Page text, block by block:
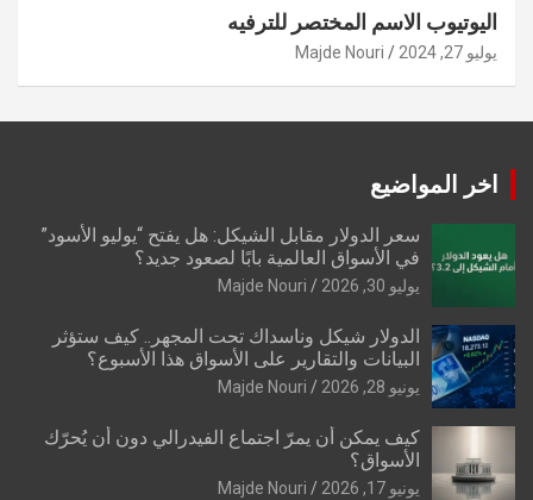
اليوتيوب الاسم المختصر للترفيه
يوليو 27, 2024 Majde Nouri
اخر المواضيع
سعر الدولار مقابل الشيكل: هل يفتح “يوليو الأسود”
في الأسواق العالمية بابًا لصعود جديد؟
يوليو 30, 2026 Majde Nouri
الدولار شيكل وناسداك تحت المجهر.. كيف ستؤثر
البيانات والتقارير على الأسواق هذا الأسبوع؟
يونيو 28, 2026 Majde Nouri
كيف يمكن أن يمرّ اجتماع الفيدرالي دون أن يُحرّك
الأسواق؟
يونيو 17, 2026 Majde Nouri